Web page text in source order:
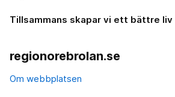
Tillsammans skapar vi ett bättre liv
regionorebrolan.se
Om webbplatsen